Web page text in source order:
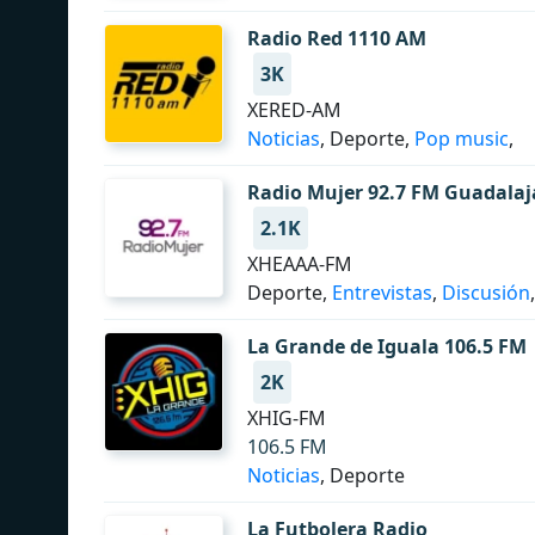
Radio Red 1110 AM
3K
XERED-AM
Noticias, Deporte, Pop music,
Radio Mujer 92.7 FM
2.1K
XHEAAA-FM
Deporte, Entrevistas, Discusión,
La Grande de Iguala 106.5 FM
2K
XHIG-FM
106.5 FM
Noticias, Deporte
La Futbolera Radio